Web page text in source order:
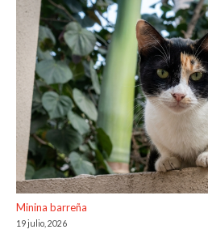
Minina barreña
19 julio, 2026